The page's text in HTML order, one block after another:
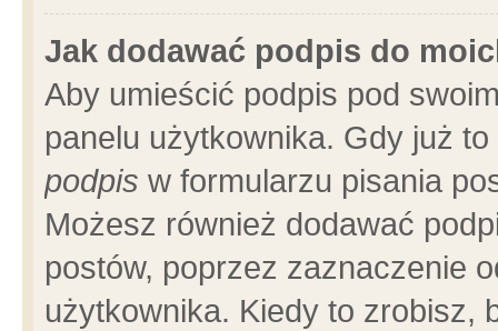
Jak dodawać podpis do
Aby umieścić podpis pod
panelu użytkownika. Gdy już
podpis w formularzu pisania
Możesz również dodawać
postów, poprzez zaznaczenie
użytkownika. Kiedy to zrobisz,